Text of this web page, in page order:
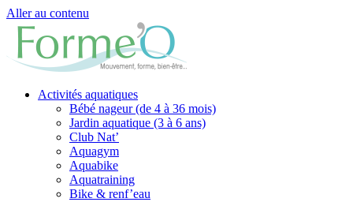
Aller au contenu
Activités aquatiques
Bébé nageur (de 4 à 36 mois)
Jardin aquatique (3 à 6 ans)
Club Nat’
Aquagym
Aquabike
Aquatraining
Bike & renf’eau